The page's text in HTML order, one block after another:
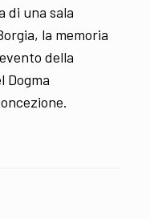
di una sala
la memoria
della
Dogma